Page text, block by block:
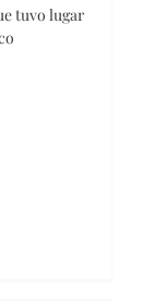
tuvo lugar